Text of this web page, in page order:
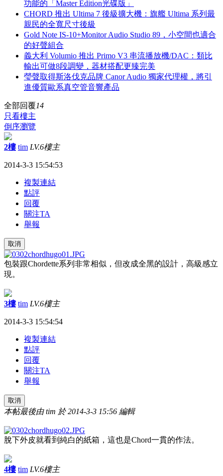
功能的「Master Edition光碟版」
CHORD 推出 Ultima 7 後級擴大機：旗艦 Ultima 系列最
親民的全寬尺寸後級
Gold Note IS-10+Monitor Audio Studio 89，小空間也適合
的好聲組合
義大利 Volumio 推出 Primo V3 串流播放機/DAC：類比
輸出可做8段調變，器材搭配更臻完美
瑩聲取得斯洛伐克品牌 Canor Audio 獨家代理權，將引
進優質歐系真空管音響產品
全部回覆14
只看樓主
倒序瀏覽
2樓 tim LV.6樓主
2014-3-3 15:54:53
複製連結
點評
回覆
關注TA
舉報
取消
包裝跟Chordette系列非常相似，但改成全黑的設計，高級感立
現。
3樓 tim LV.6樓主
2014-3-3 15:54:54
複製連結
點評
回覆
關注TA
舉報
取消
本帖最後由 tim 於 2014-3-3 15:56 編輯
脫下外皮就看到純白的紙箱，這也是Chord一貫的作法。
4樓 tim LV.6樓主